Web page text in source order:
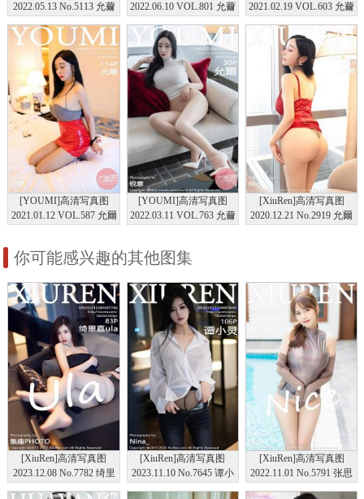
2022.05.13 No.5113 允薾
2022.06.10 VOL.801 允薾
2021.02.19 VOL.603 允薾
[YOUMI]高清写真图
2021.01.12 VOL.587 允爾
[YOUMI]高清写真图
2022.03.11 VOL.763 允薾
[XiuRen]高清写真图
2020.12.21 No.2919 允爾
你可能感兴趣的其他图集
[XiuRen]高清写真图
2023.12.08 No.7782 绮里
[XiuRen]高清写真图
2023.11.10 No.7645 谭小
[XiuRen]高清写真图
2022.11.01 No.5791 张思